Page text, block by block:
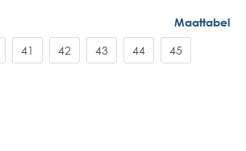
Maattabel
41 42 43 44 45